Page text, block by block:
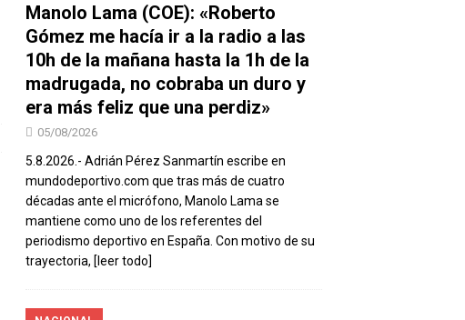
Manolo Lama (COE): «Roberto
Gómez me hacía ir a la radio a las
10h de la mañana hasta la 1h de la
madrugada, no cobraba un duro y
era más feliz que una perdiz»
05/08/2026
5.8.2026.- Adrián Pérez Sanmartín escribe en
mundodeportivo.com que tras más de cuatro
décadas ante el micrófono, Manolo Lama se
mantiene como uno de los referentes del
periodismo deportivo en España. Con motivo de su
trayectoria, [leer todo]